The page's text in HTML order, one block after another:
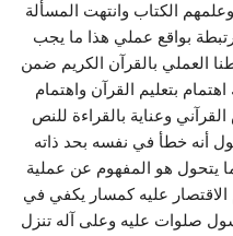
الكتاب وانتهت المسألة
بواقع عملي هذا ما يجب
العملي بالقرآن الكريم ضمن
بتعليم القرآن واهتمام
وعناية بالقراءة للنص
أنه خطأ في نفسه بحد ذاته
يتحول هو المفهوم عن عملية
الاقتصار عليه كمسار يكفي في
صلوات عليه وعلى آله تنزل